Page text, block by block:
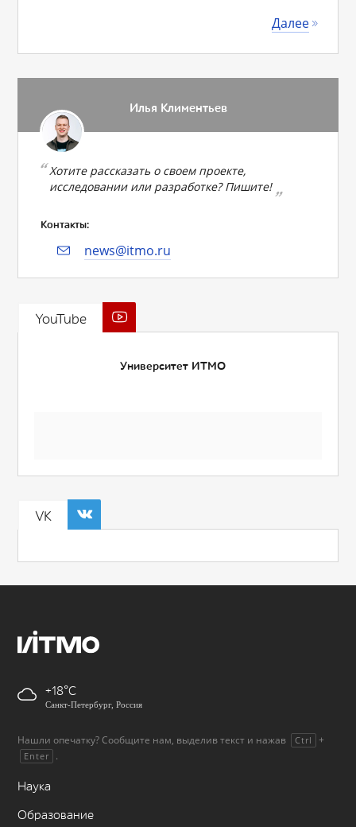
Далее
Илья Климентьев
Хотите рассказать о своем проекте,
исследовании или разработке? Пишите!
Контакты:
news@itmo.ru
YouTube
Университет ИТМО
VK
+18
Санкт-Петербург, Россия
Нашли опечатку? Сообщите нам, выделив текст и нажав Ctrl +
Enter .
Наука
Образование